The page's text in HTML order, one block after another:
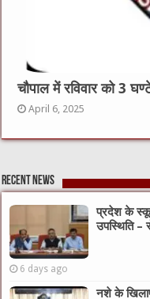
चौपाल में रविवार को 3
April 6, 2025
Recent News
प्रदेश के
उपस्थिति –
6 days ago
नशे के